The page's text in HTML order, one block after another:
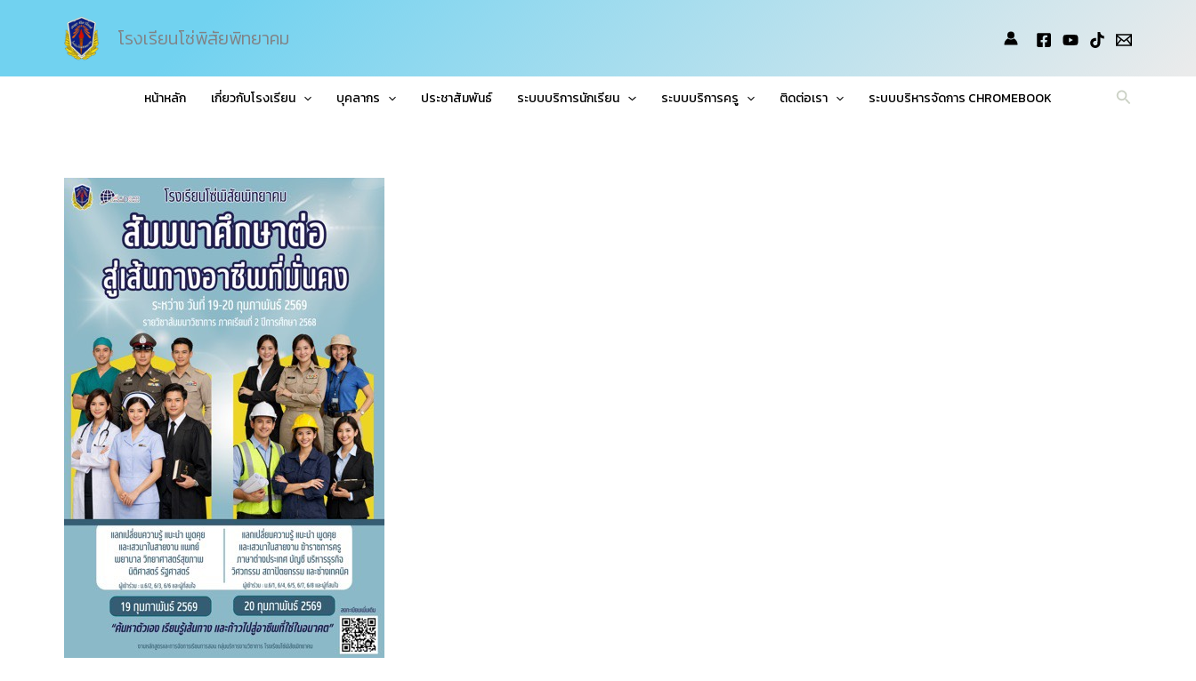
โรงเรียนโซ่พิสัยพิทยาคม
หน้าหลัก เกี่ยวกับโรงเรียน บุคลากร ประชาสัมพันธ์ ระบบบริการนักเรียน ระบบบริการครู ติดต่อเรา ระบบบริหารจัดการ CHROMEBOOK Search